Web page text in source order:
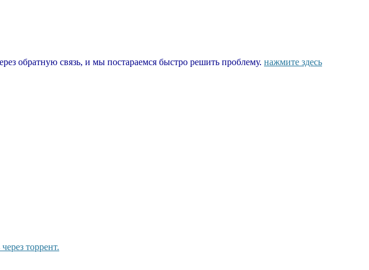
обратную связь, и мы постараемся быстро решить проблему. нажмите здесь
торрент.